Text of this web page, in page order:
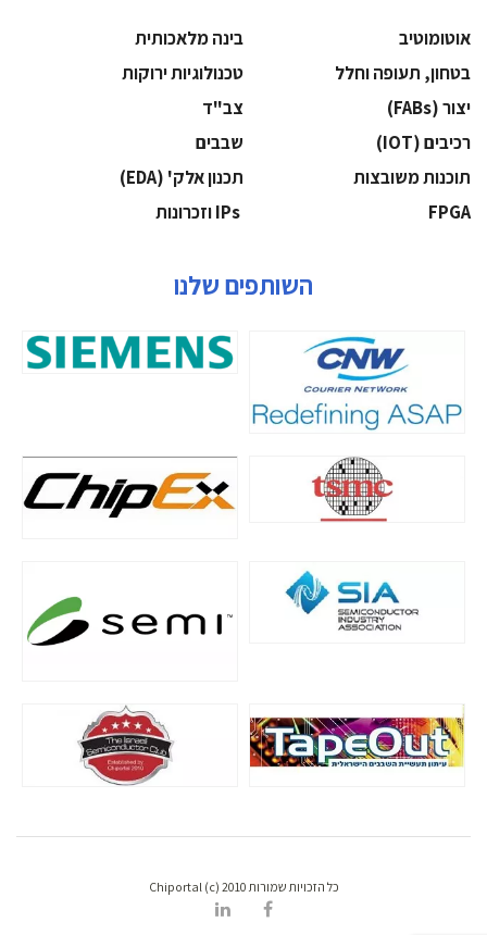
אוטומוטיב
בינה מלאכותית
בטחון, תעופה וחלל
‫טכנולוגיות ירוקות‬
‫יצור (‪(FABs‬‬
‫צב"ד‬
‫רכיבים‬ (IOT)
‫שבבים‬
‫תוכנות משובצות‬
‫תכנון אלק' (‪(EDA‬‬
‫‪FPGA‬‬
השותפים שלנו
כל הזכויות שמורות Chiportal (c) 2010